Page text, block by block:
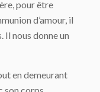
pour être
d’amour, il
Il nous donne un
en demeurant